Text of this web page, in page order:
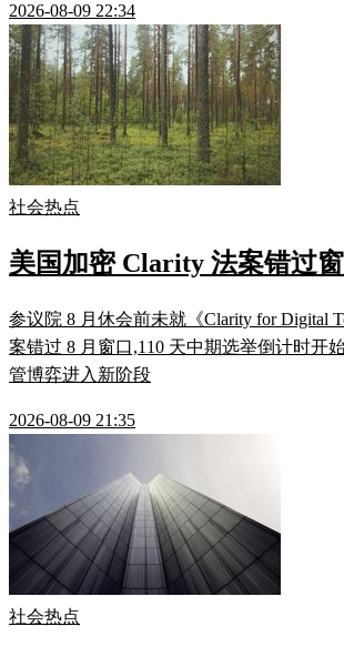
2026-08-09 22:34
社会热点
美国加密 Clarity 法案错过窗
参议院 8 月休会前未就《Clarity for Digital
案错过 8 月窗口,110 天中期选举倒计时开
管博弈进入新阶段
2026-08-09 21:35
社会热点